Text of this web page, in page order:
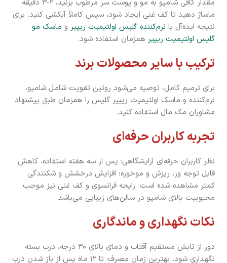
مقدار کافی شامپو به مو و پوست سر مرطوب بزنید، ۲-۳ دقیقه
ماساژ دهید تا کف غنی ایجاد شود، سپس کاملاً آبکشی کنید. برای
نتیجه ایده‌آل با نرم‌کننده گلیس اولتیمیت ریپیر و ماسک مو
گلیس اولتیمیت ریپیر همزمان استفاده شود.
ترکیب با سایر محصولات برند
برای ترمیم کامل، توصیه می‌شود روتین تقویت شامل شامپو،
نرم‌کننده و ماسک اولتیمیت ریپیر گلیس را همزمان طبق پیشنهاد
مشاوران مک مال استفاده کنید.
تجربه کاربران حرفه‌ای
نظر کاربران حرفه‌ای آرایشگاهی: پس از سه هفته استفاده، کاهش
قابل توجه وز، ریزش و موخوره؛ افزایش درخشش و شکنندگی
کمتر مشاهده شده است. رایحه فرانسوی و کف غنی نیز موجب
محبوبیت بالای شامپو در سالن‌های زیبایی می‌باشد.
نکات نگهداری و ماندگاری
دور از تابش مستقیم آفتاب و دمای بالای ۳۰ درجه، درب بسته
نگهداری شود. بهترین زمان مصرف: تا ۱۲ ماه پس از باز شدن درب